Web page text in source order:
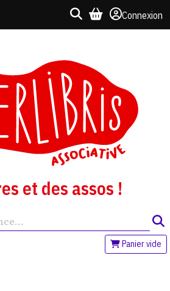
Connexion
et des assos !
Panier vide